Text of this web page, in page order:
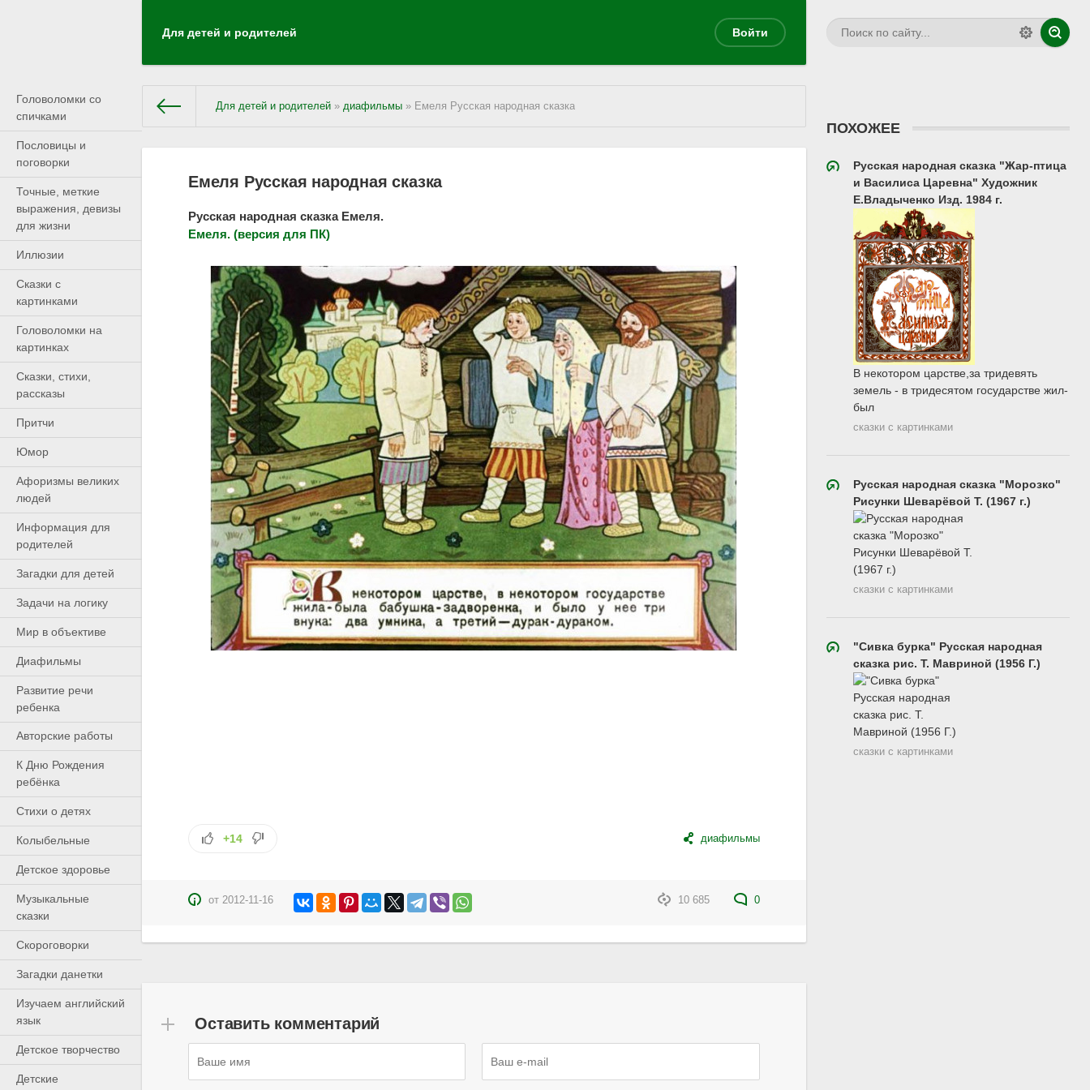
Для детей и родителей Войти
Головоломки со
спичками
Пословицы и
поговорки
Точные, меткие
выражения, девизы
для жизни
Иллюзии
Сказки с
картинками
Головоломки на
картинках
Сказки, стихи,
рассказы
Притчи
Юмор
Афоризмы великих
людей
Информация для
родителей
Загадки для детей
Задачи на логику
Мир в объективе
Диафильмы
Развитие речи
ребенка
Авторские работы
К Дню Рождения
ребёнка
Cтихи о детях
Колыбельные
Детское здоровье
Музыкальные
сказки
Скороговорки
Загадки данетки
Изучаем английский
язык
Детское творчество
Детские
Для детей и родителей »диафильмы » Емеля Русская народная сказка
Емеля Русская народная сказка
Русская народная сказка Емеля.
Емеля. (версия для ПК)
диафильмы
+14
10 685 0
от2012-11-16
ПОХОЖЕЕ
Русская народная сказка "Жар-птица
и Василиса Царевна" Художник
Е.Владыченко Изд. 1984 г.
В некотором царстве,за тридевять
земель - в тридесятом государстве жил-
был
сказки с картинками
Русская народная сказка "Морозко"
Рисунки Шеварёвой Т. (1967 г.)
сказки с картинками
"Сивка бурка" Русская народная
сказка рис. Т. Мавриной (1956 Г.)
сказки с картинками
Оставить комментарий